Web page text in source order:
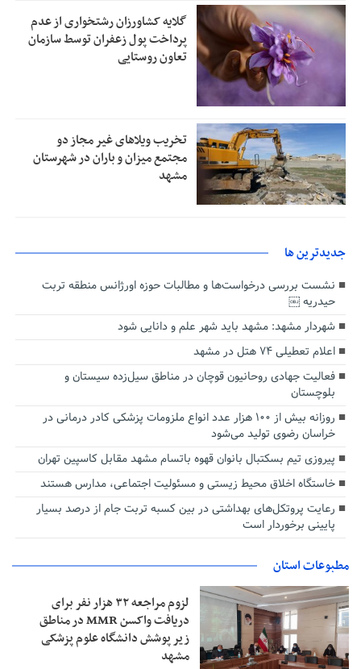
گلایه کشاورزان رشتخواری از عدم
پرداخت پول زعفران توسط سازمان
تعاون روستایی
تخریب ویلاهای غیر مجاز دو
مجتمع میزان و باران در شهرستان
مشهد
جديدترين ها
نشست بررسی درخواست‌ها و مطالبات حوزه اورژانس منطقه تربت
حیدریه ￼
شهردار مشهد: مشهد باید شهر علم و دانایی شود
اعلام تعطیلی ۷۴ هتل در مشهد
فعالیت جهادی روحانیون قوچان در مناطق سیل‌زده سیستان و
بلوچستان
روزانه بیش از ۱۰۰ هزار عدد انواع ملزومات پزشکی کادر درمانی در
خراسان رضوی تولید می‌شود
پیروزی تیم بسکتبال بانوان قهوه باتسام مشهد مقابل کاسپین تهران
خاستگاه اخلاق محیط زیستی و مسئولیت اجتماعی، مدارس هستند
رعایت پروتکل‌های بهداشتی در بین کسبه تربت جام از درصد بسیار
پایینی برخوردار است
مطبوعات استان
لزوم مراجعه ۳۲ هزار نفر برای
دریافت واکسن MMR در مناطق
زیر پوشش دانشگاه علوم پزشکی
مشهد